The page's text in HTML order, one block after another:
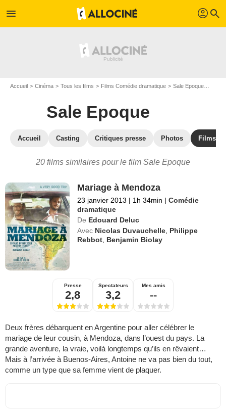
menu profil search
Accueil Cinéma Tous les films Films Comédie dramatique Sale Epoque
Sale Epoque
Accueil Casting Critiques presse Photos Films
20 films similaires pour le film Sale Epoque
Mariage à Mendoza
23 janvier 2013 | 1h 34min | Comédie
dramatique
De Edouard Deluc
Avec Nicolas Duvauchelle Philippe
Rebbot Benjamin Biolay
Presse
2,8
Spectateurs
3,2
Mes amis
--
Deux frères débarquent en Argentine pour aller célébrer le
mariage de leur cousin, à Mendoza, dans l’ouest du pays. La
grande aventure, la vraie, voilà longtemps qu’ils en rêvaient…
Mais à l’arrivée à Buenos-Aires, Antoine ne va pas bien du tout,
comme un type que sa femme vient de plaquer.